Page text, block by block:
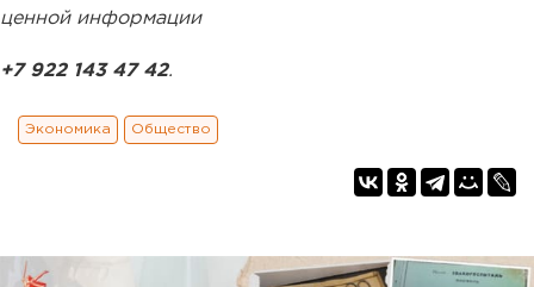
ценной информации
+7 922 143 47 42.
Экономика Общество